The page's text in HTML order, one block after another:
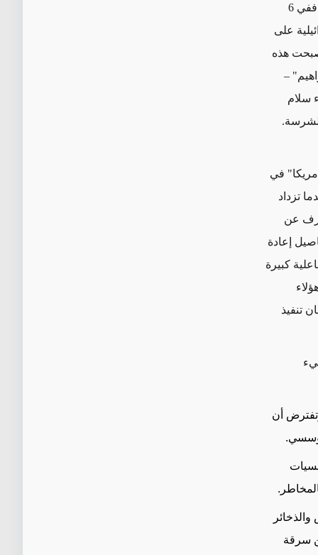
الشرق الأوسط، فإنه الآن قد تبنّى التزاماً ضخماً: خطة سلام ستحمل اسمه إلى الأبد. ففي 6
على
هذه
–
سلام
في
تزداد
عن
إعادة
كبيرة
تنفيذ
أن
.
.
سرقة